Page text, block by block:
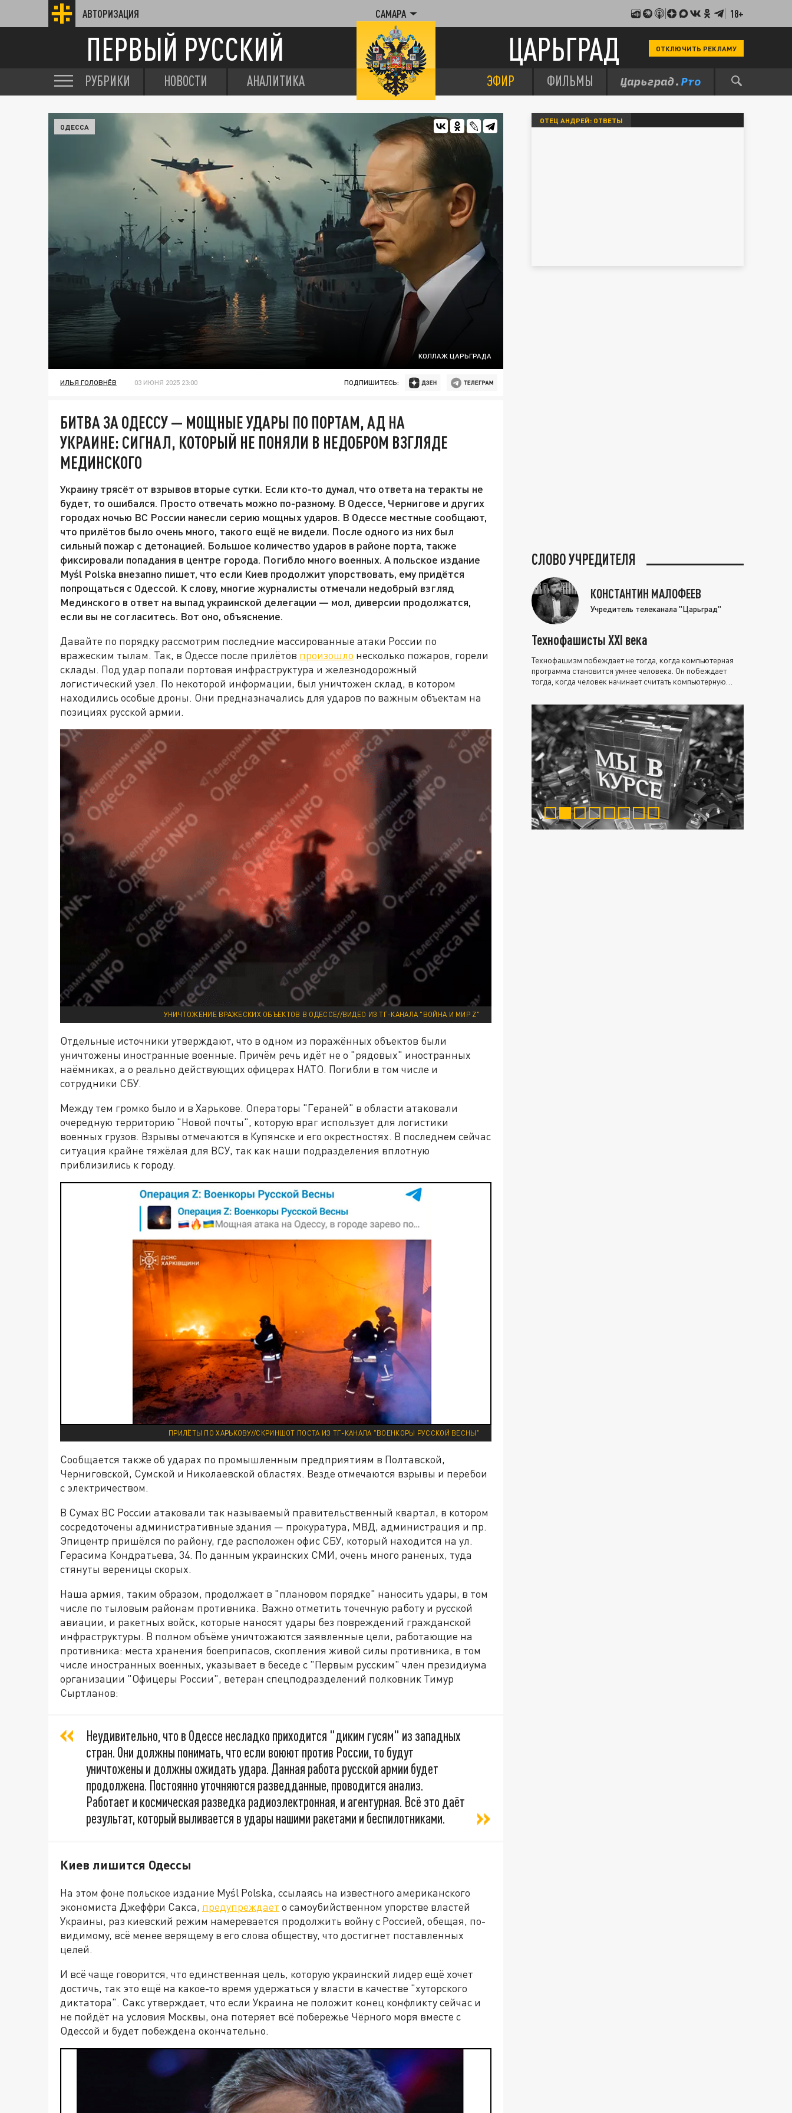
АВТОРИЗАЦИЯ САМАРА 18+
ПЕРВЫЙ РУССКИЙ ЦАРЬГРАД ОТКЛЮЧИТЬ РЕКЛАМУ
РУБРИКИ НОВОСТИ АНАЛИТИКА ЭФИР ФИЛЬМЫ
КОЛЛАЖ ЦАРЬГРАДА
ОДЕССА
ИЛЬЯ ГОЛОВНЁВ 03 ИЮНЯ 2025 23:00 ПОДПИШИТЕСЬ:
БИТВА ЗА ОДЕССУ — МОЩНЫЕ УДАРЫ ПО ПОРТАМ, АД НА
УКРАИНЕ: СИГНАЛ, КОТОРЫЙ НЕ ПОНЯЛИ В НЕДОБРОМ ВЗГЛЯДЕ
МЕДИНСКОГО
Украину трясёт от взрывов вторые сутки. Если кто-то думал, что ответа на теракты не
будет, то ошибался. Просто отвечать можно по-разному. В Одессе, Чернигове и других
городах ночью ВС России нанесли серию мощных ударов. В Одессе местные сообщают,
что прилётов было очень много, такого ещё не видели. После одного из них был
сильный пожар с детонацией. Большое количество ударов в районе порта, также
фиксировали попадания в центре города. Погибло много военных. А польское издание
Myśl Polska внезапно пишет, что если Киев продолжит упорствовать, ему придётся
попрощаться с Одессой. К слову, многие журналисты отмечали недобрый взгляд
Мединского в ответ на выпад украинской делегации — мол, диверсии продолжатся,
если вы не согласитесь. Вот оно, объяснение.
Давайте по порядку рассмотрим последние массированные атаки России по
вражеским тылам. Так, в Одессе после прилётов произошло несколько пожаров, горели
склады. Под удар попали портовая инфраструктура и железнодорожный
логистический узел. По некоторой информации, был уничтожен склад, в котором
находились особые дроны. Они предназначались для ударов по важным объектам на
позициях русской армии.
УНИЧТОЖЕНИЕ ВРАЖЕСКИХ ОБЪЕКТОВ В ОДЕССЕ//ВИДЕО ИЗ ТГ-КАНАЛА "ВОЙНА И МИР Z"
Отдельные источники утверждают, что в одном из поражённых объектов были
уничтожены иностранные военные. Причём речь идёт не о "рядовых" иностранных
наёмниках, а о реально действующих офицерах НАТО. Погибли в том числе и
сотрудники СБУ.
Между тем громко было и в Харькове. Операторы "Гераней" в области атаковали
очередную территорию "Новой почты", которую враг использует для логистики
военных грузов. Взрывы отмечаются в Купянске и его окрестностях. В последнем сейчас
ситуация крайне тяжёлая для ВСУ, так как наши подразделения вплотную
приблизились к городу.
ПРИЛЁТЫ ПО ХАРЬКОВУ//СКРИНШОТ ПОСТА ИЗ ТГ-КАНАЛА "ВОЕНКОРЫ РУССКОЙ ВЕСНЫ"
Сообщается также об ударах по промышленным предприятиям в Полтавской,
Черниговской, Сумской и Николаевской областях. Везде отмечаются взрывы и перебои
с электричеством.
В Сумах ВС России атаковали так называемый правительственный квартал, в котором
сосредоточены административные здания — прокуратура, МВД, администрация и пр.
Эпицентр пришёлся по району, где расположен офис СБУ, который находится на ул.
Герасима Кондратьева, 34. По данным украинских СМИ, очень много раненых, туда
стянуты вереницы скорых.
Наша армия, таким образом, продолжает в "плановом порядке" наносить удары, в том
числе по тыловым районам противника. Важно отметить точечную работу и русской
авиации, и ракетных войск, которые наносят удары без повреждений гражданской
инфраструктуры. В полном объёме уничтожаются заявленные цели, работающие на
противника: места хранения боеприпасов, скопления живой силы противника, в том
числе иностранных военных, указывает в беседе с "Первым русским" член президиума
организации "Офицеры России", ветеран спецподразделений полковник Тимур
Сыртланов:
Неудивительно, что в Одессе несладко приходится "диким гусям" из западных
стран. Они должны понимать, что если воюют против России, то будут
уничтожены и должны ожидать удара. Данная работа русской армии будет
продолжена. Постоянно уточняются разведданные, проводится анализ.
Работает и космическая разведка радиоэлектронная, и агентурная. Всё это даёт
результат, который выливается в удары нашими ракетами и беспилотниками.
Киев лишится Одессы
На этом фоне польское издание Myśl Polska, ссылаясь на известного американского
экономиста Джеффри Сакса, предупреждает о самоубийственном упорстве властей
Украины, раз киевский режим намеревается продолжить войну с Россией, обещая, по-
видимому, всё менее верящему в его слова обществу, что достигнет поставленных
целей.
И всё чаще говорится, что единственная цель, которую украинский лидер ещё хочет
достичь, так это ещё на какое-то время удержаться у власти в качестве "хуторского
диктатора". Сакс утверждает, что если Украина не положит конец конфликту сейчас и
не пойдёт на условия Москвы, она потеряет всё побережье Чёрного моря вместе с
Одессой и будет побеждена окончательно.
ОТЕЦ АНДРЕЙ: ОТВЕТЫ
СЛОВО УЧРЕДИТЕЛЯ
КОНСТАНТИН МАЛОФЕЕВ
Учредитель телеканала "Царьград"
Технофашисты XXI века
Технофашизм побеждает не тогда, когда компьютерная
программа становится умнее человека. Он побеждает
тогда, когда человек начинает считать компьютерную